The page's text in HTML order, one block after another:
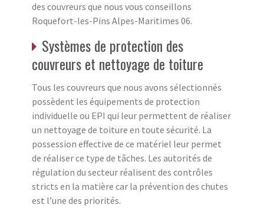
des couvreurs que nous vous conseillons
Roquefort-les-Pins Alpes-Maritimes 06.
Systèmes de protection des
couvreurs et nettoyage de toiture
Tous les couvreurs que nous avons sélectionnés
possèdent les équipements de protection
individuelle ou EPI qui leur permettent de réaliser
un nettoyage de toiture en toute sécurité. La
possession effective de ce matériel leur permet
de réaliser ce type de tâches. Les autorités de
régulation du secteur réalisent des contrôles
stricts en la matière car la prévention des chutes
est l’une des priorités.